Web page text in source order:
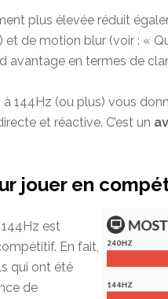
plus élevée réduit
et de motion blur (voir : «
avantage en termes de
à 144Hz (ou plus) vous
et réactive. C’est un
jouer en
est
En fait,
qui ont été
de